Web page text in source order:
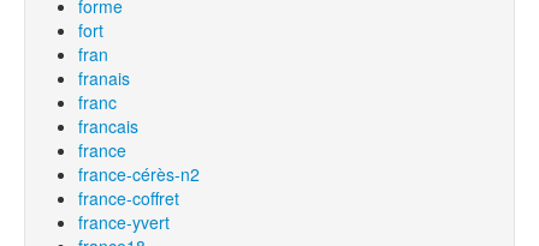
forme
fort
fran
franais
franc
francais
france
france-cérès-n2
france-coffret
france-yvert